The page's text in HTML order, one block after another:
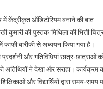
में केंद्रीकृत ऑडिटोरियम बनाने की बात
कुमारी की पुस्तक ‘मिथिला की भित्ती
बारीकी से अध्ययन किया गया है।
और गतिविधियां छात्र-छात्राओं
अतिथियों ने देखा और सराहा। कार्यक्रम
और विद्यार्थियों द्वारा समय-समय